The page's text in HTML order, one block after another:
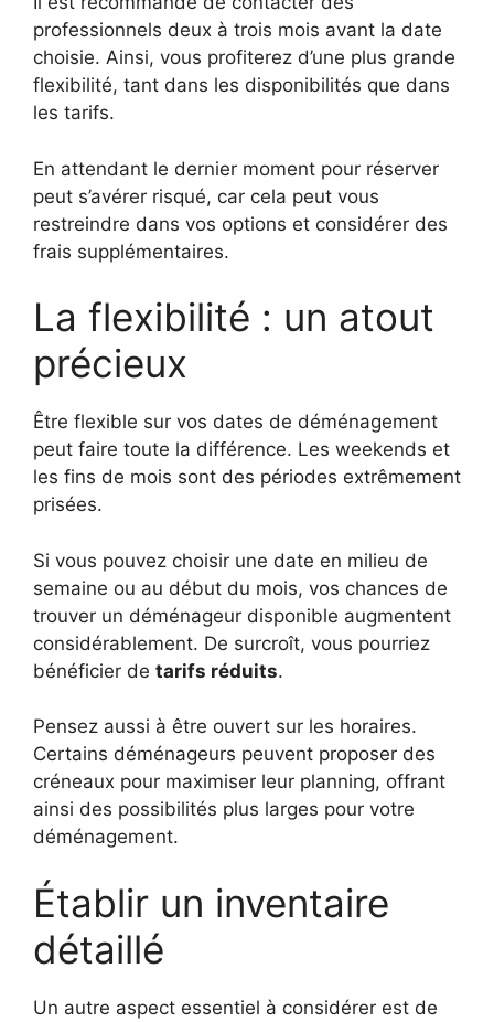
professionnels deux à trois mois avant la date
choisie. Ainsi, vous profiterez d’une plus grande
flexibilité, tant dans les disponibilités que dans
les tarifs.
En attendant le dernier moment pour réserver
peut s’avérer risqué, car cela peut vous
restreindre dans vos options et considérer des
frais supplémentaires.
La flexibilité : un atout
précieux
Être flexible sur vos dates de déménagement
peut faire toute la différence. Les weekends et
les fins de mois sont des périodes extrêmement
prisées.
Si vous pouvez choisir une date en milieu de
semaine ou au début du mois, vos chances de
trouver un déménageur disponible augmentent
considérablement. De surcroît, vous pourriez
bénéficier de tarifs réduits.
Pensez aussi à être ouvert sur les horaires.
Certains déménageurs peuvent proposer des
créneaux pour maximiser leur planning, offrant
ainsi des possibilités plus larges pour votre
déménagement.
Établir un inventaire
détaillé
Un autre aspect essentiel à considérer est de